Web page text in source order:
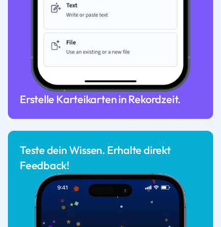
Erstelle Karteikarten in Rekordzeit.
Teste dein Wissen. Erhalte direkt
Feedback!